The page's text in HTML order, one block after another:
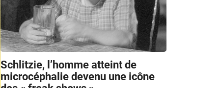
Schlitzie, l’homme atteint de
microcéphalie devenu une icône